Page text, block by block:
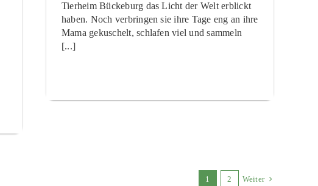
Tierheim Bückeburg das Licht der Welt erblickt
haben. Noch verbringen sie ihre Tage eng an ihre
Mama gekuschelt, schlafen viel und sammeln
[...]
1 2 Weiter